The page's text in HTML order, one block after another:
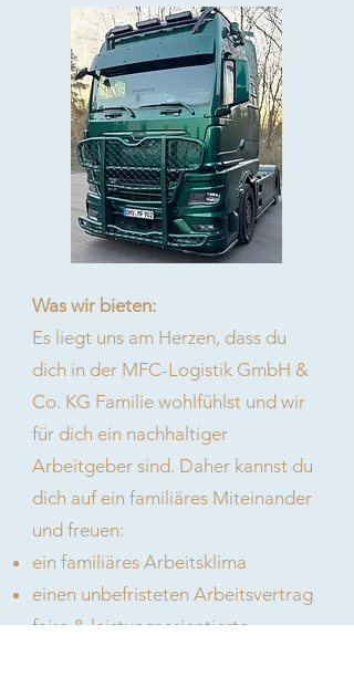
Was wir bieten:
Es liegt uns am Herzen, dass du
dich in der MFC-Logistik GmbH &
Co. KG Familie wohlfühlst und wir
für dich ein nachhaltiger
Arbeitgeber sind. Daher kannst du
dich auf ein familiäres Miteinander
und freuen:
ein familiäres Arbeitsklima
einen unbefristeten Arbeitsvertrag
faire & leistungsorientierte